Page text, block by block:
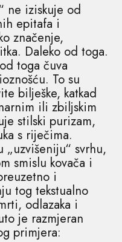
ne iziskuje od
epitafa i
značenje,
Daleko od toga.
toga čuva
To su
bilješke, katkad
ili zbiljskim
stilski purizam,
s riječima.
svrhu,
smislu kovača i
i
tog tekstualno
odlazaka i
je razmjeran
primjera: